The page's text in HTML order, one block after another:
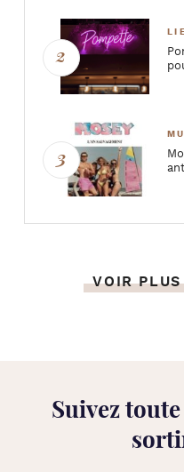
VOIR
Suivez toute